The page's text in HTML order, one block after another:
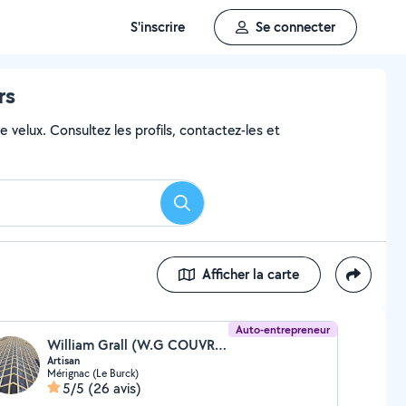
S'inscrire Se connecter
velux. Consultez les profils, contactez-les et
Rechercher
Afficher la carte
Auto-entrepreneur
William Grall (W.G COUVREUR ZINGEUR)
Artisan
Mérignac (Le Burck)
5/5 (26 avis)